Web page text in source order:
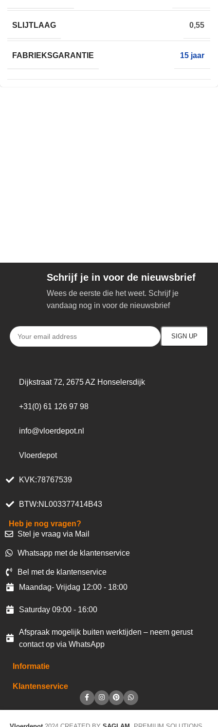
SLIJTLAAG 0,55
FABRIEKSGARANTIE 15 jaar
Schrijf je in voor de nieuwsbrief
Wees de eerste die het weet. Schrijf je
vandaag nog in voor de nieuwsbrief
Dijkstraat 72, 2675 AZ Honselersdijk
+31(0) 61 126 97 98
info@vloerdepot.nl
Vloerdepot
KVK:78767539
BTW:NL003377414B43
Heb je nog vragen?
Stel je vraag via Mail
Whatsapp met de klantenservice
Bel met de klantenservice
Maandag- Vrijdag 12:00 - 18:00
Saturday 09:00 - 16:00
Afspraak mogelijk buiten werktijden – neem gerust
contact op via WhatsApp
Informatie
Klantenservice